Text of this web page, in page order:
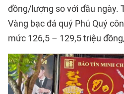
đồng/lượng so với đầu ngày.
Vàng bạc đá quý Phú Quý
mức 126,5 – 129,5 triệu